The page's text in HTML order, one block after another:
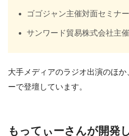
ゴゴジャン主催対面セミナー
サンワード貿易株式会社主
大手メディアのラジオ出演のほ
ーで登壇しています。
もってぃーさんが開発